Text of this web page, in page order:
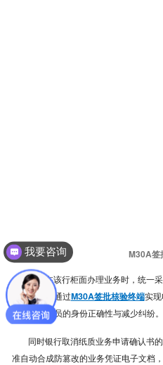
M30A签
客户在该行柜面办理业务时，统一
受理方式，通过M30A签批核验终端实
保障办理人员的身份正确性与减少纠纷。
同时银行取消纸质业务申请确认书
准自动合成防篡改的业务凭证电子文档
我要咨询